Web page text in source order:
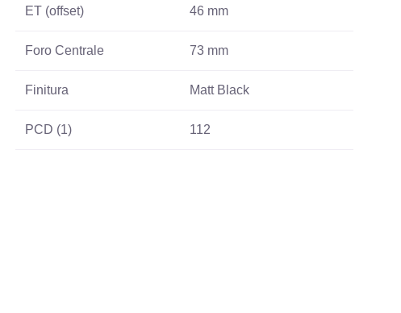
ET (offset) 46 mm
Foro Centrale 73 mm
Finitura Matt Black
PCD (1) 112